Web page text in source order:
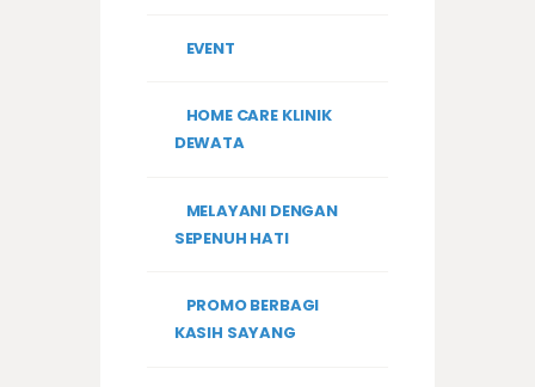
EVENT
HOME CARE KLINIK
DEWATA
MELAYANI DENGAN
SEPENUH HATI
PROMO BERBAGI
KASIH SAYANG